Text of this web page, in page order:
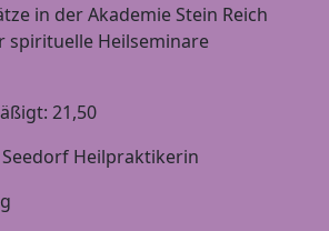
in der Akademie Stein Reich
spirituelle Heilseminare
21,50
Heilpraktikerin